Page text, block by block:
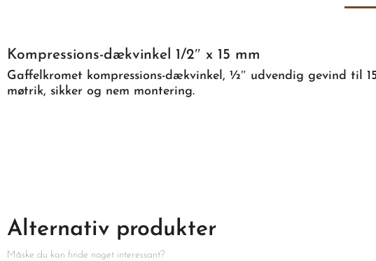
Kompressions-dækvinkel 1/2″ x 15 mm
Gaffelkromet kompressions-dækvinkel, ½″ udvendig gevind til
møtrik, sikker og nem montering.
Alternativ produkter
Måske du kan finde noget interessant?